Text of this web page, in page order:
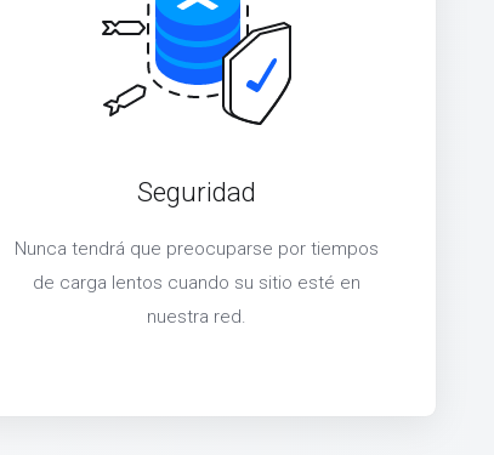
Seguridad
Nunca tendrá que preocuparse por tiempos
de carga lentos cuando su sitio esté en
nuestra red.